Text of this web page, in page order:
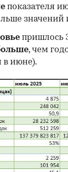
/ 00:00
показателя
значений
пришлось
, чем
в июне).